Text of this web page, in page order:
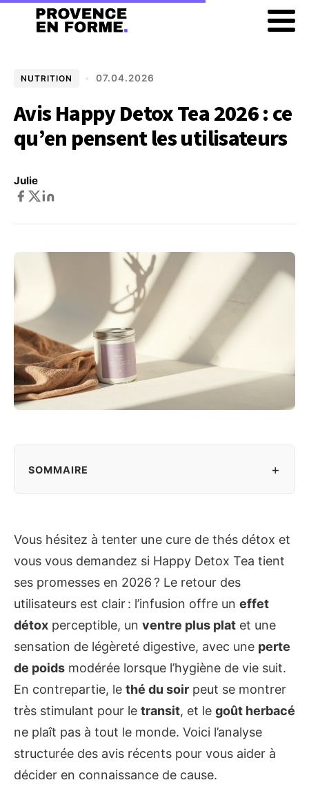
NUTRITION • 07.04.2026
Avis Happy Detox Tea 2026 : ce
qu’en pensent les utilisateurs
Julie
SOMMAIRE +
Vous hésitez à tenter une cure de thés détox et
vous vous demandez si Happy Detox Tea tient
ses promesses en 2026 ? Le retour des
utilisateurs est clair : l’infusion offre un effet
détox perceptible, un ventre plus plat et une
sensation de légèreté digestive, avec une perte
de poids modérée lorsque l’hygiène de vie suit.
En contrepartie, le thé du soir peut se montrer
très stimulant pour le transit, et le goût herbacé
ne plaît pas à tout le monde. Voici l’analyse
structurée des avis récents pour vous aider à
décider en connaissance de cause.